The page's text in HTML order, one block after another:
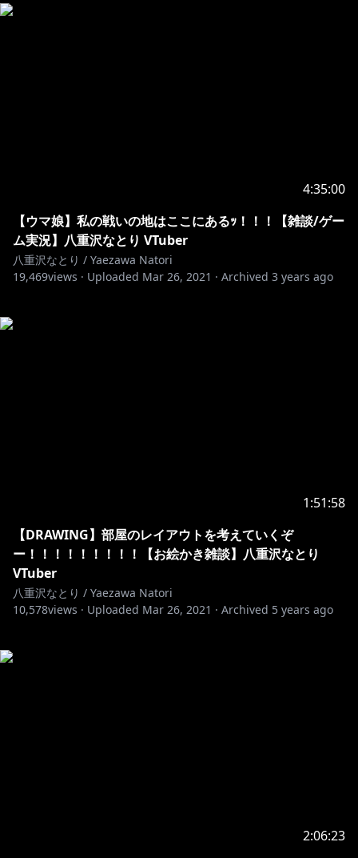
4:35:00
【ウマ娘】私の戦いの地はここにあるｯ！！！【雑談/ゲー
ム実況】八重沢なとり VTuber
八重沢なとり / Yaezawa Natori
19,469views · Uploaded Mar 26, 2021 · Archived 3 years ago
1:51:58
【DRAWING】部屋のレイアウトを考えていくぞ
ー！！！！！！！！！【お絵かき雑談】八重沢なとり
VTuber
八重沢なとり / Yaezawa Natori
10,578views · Uploaded Mar 26, 2021 · Archived 5 years ago
2:06:23